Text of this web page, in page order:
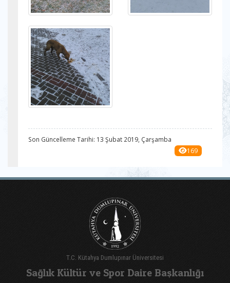
Son Güncelleme Tarihi: 13 Şubat 2019, Çarşamba
169
T.C. Kütahya Dumlupınar Üniversitesi
Sağlık Kültür ve Spor Daire Başkanlığı